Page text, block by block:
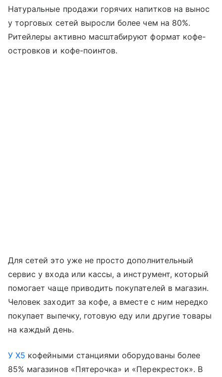
Натуральные продажи горячих напитков на вынос
у торговых сетей выросли более чем на 80%.
Ритейлеры активно масштабируют формат кофе-
островков и кофе-поинтов.
Для сетей это уже не просто дополнительный
сервис у входа или кассы, а инструмент, который
помогает чаще приводить покупателей в магазин.
Человек заходит за кофе, а вместе с ним нередко
покупает выпечку, готовую еду или другие товары
на каждый день.
У X5 кофейными станциями оборудованы более
85% магазинов «Пятерочка» и «Перекресток». В